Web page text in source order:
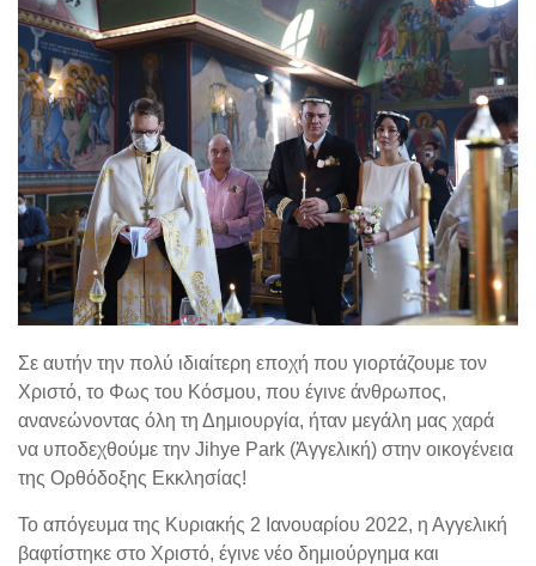
Σε αυτήν την πολύ ιδιαίτερη εποχή που γιορτάζουμε τον
Χριστό, το Φως του Κόσμου, που έγινε άνθρωπος,
ανανεώνοντας όλη τη Δημιουργία, ήταν μεγάλη μας χαρά
να υποδεχθούμε την Jihye Park (Ἀγγελική) στην οικογένεια
της Ορθόδοξης Εκκλησίας!
Το απόγευμα της Κυριακής 2 Ιανουαρίου 2022, η Αγγελική
βαφτίστηκε στο Χριστό, έγινε νέο δημιούργημα και